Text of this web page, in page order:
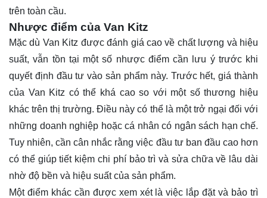
trên toàn cầu.
Nhược điểm của Van Kitz
Mặc dù Van Kitz được đánh giá cao về chất lượng và hiệu
suất, vẫn tồn tại một số nhược điểm cần lưu ý trước khi
quyết định đầu tư vào sản phẩm này. Trước hết, giá thành
của Van Kitz có thể khá cao so với một số thương hiệu
khác trên thị trường. Điều này có thể là một trở ngại đối với
những doanh nghiệp hoặc cá nhân có ngân sách hạn chế.
Tuy nhiên, cần cân nhắc rằng việc đầu tư ban đầu cao hơn
có thể giúp tiết kiệm chi phí bảo trì và sửa chữa về lâu dài
nhờ độ bền và hiệu suất của sản phẩm.
Một điểm khác cần được xem xét là việc lắp đặt và bảo trì